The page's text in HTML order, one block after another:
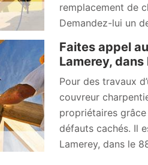
remplacement de
Demandez-lui un
Faites appel
Lamerey,
Pour des travaux
couvreur
propriétaires
défauts cachés. Il
Lamerey, dans le